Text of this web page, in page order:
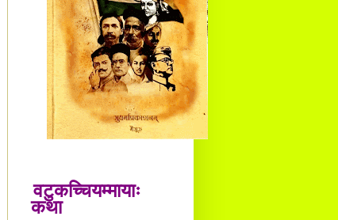
वटुकच्चियम्मायाः
कथा